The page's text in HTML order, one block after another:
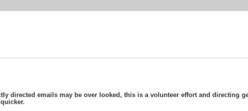
directed emails may be over looked, this is a volunteer effort and directing